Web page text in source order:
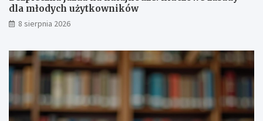
o
d
p
a
n
!
l
a
m
d
y
h
u
ż
dla młodych użytkowników
8 sierpnia 2026